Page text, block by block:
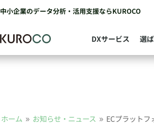
中小企業のデータ分析・活用支援ならKUROCO
DXサービス 選
ホーム 9 お知らせ・ニュース 9 ECプラット